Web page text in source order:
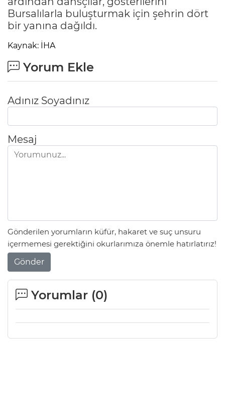
Bursalılarla buluşturmak için şehrin dört
bir yanına dağıldı.
Kaynak: İHA
Yorum Ekle
Adınız Soyadınız
Mesaj
Gönderilen yorumların küfür, hakaret ve suç unsuru
içermemesi gerektiğini okurlarımıza önemle hatırlatırız!
Gönder
Yorumlar (0)